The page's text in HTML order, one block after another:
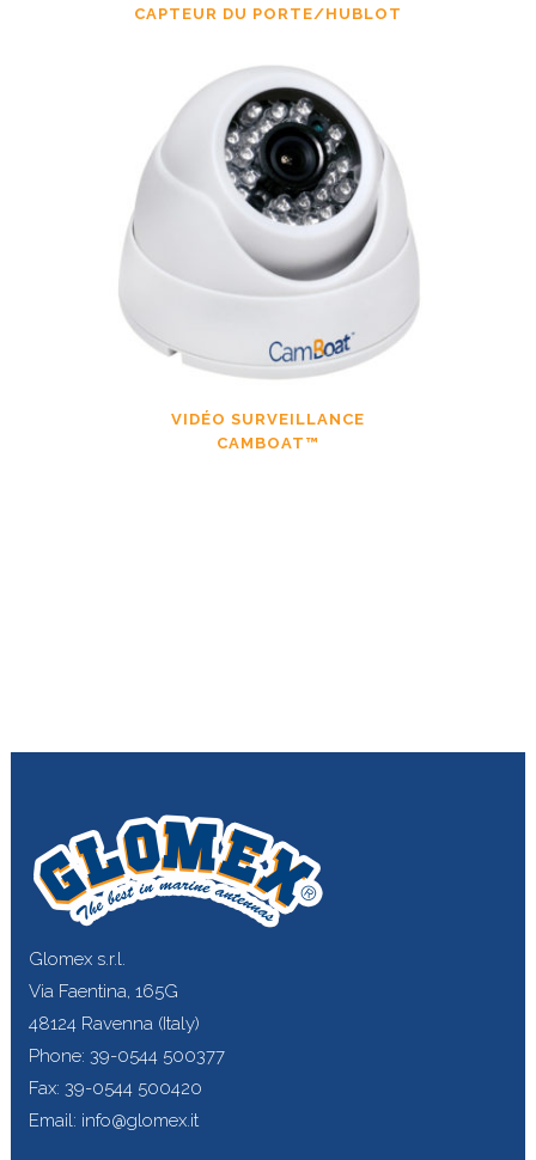
CAPTEUR DU PORTE/HUBLOT
VIDÉO SURVEILLANCE
CAMBOAT™
Glomex s.r.l.
Via Faentina, 165G
48124 Ravenna (Italy)
Phone: 39-0544 500377
Fax: 39-0544 500420
Email: info@glomex.it